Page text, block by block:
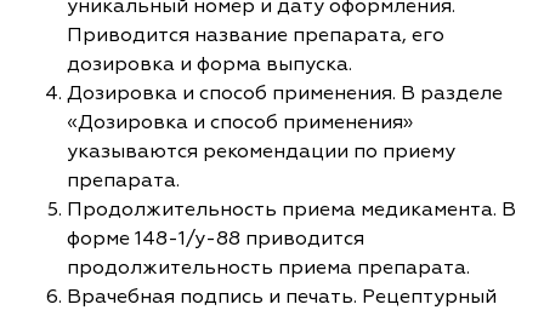
уникальный номер и дату оформления.
Приводится название препарата, его
дозировка и форма выпуска.
Дозировка и способ применения. В разделе
«Дозировка и способ применения»
указываются рекомендации по приему
препарата.
Продолжительность приема медикамента. В
форме 148-1/у-88 приводится
продолжительность приема препарата.
Врачебная подпись и печать. Рецептурный